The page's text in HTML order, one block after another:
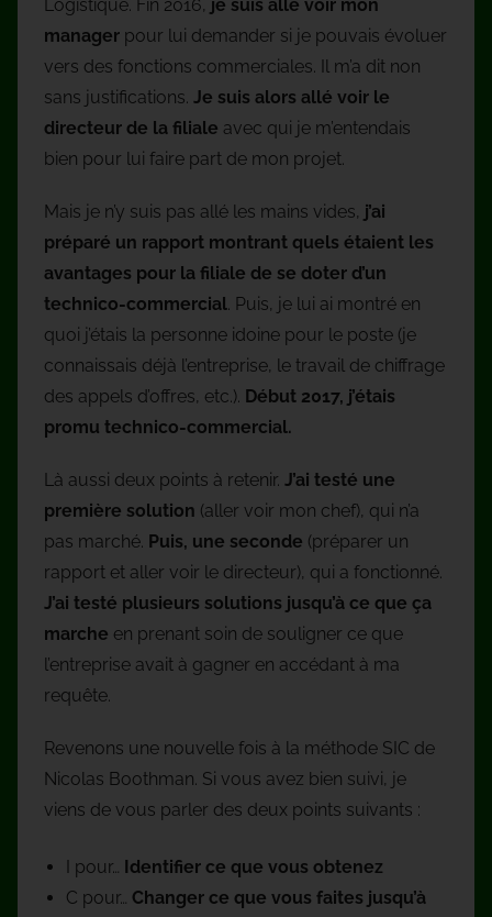
Logistique. Fin 2016, je suis allé voir mon
manager pour lui demander si je pouvais évoluer
vers des fonctions commerciales. Il m’a dit non
sans justifications. Je suis alors allé voir le
directeur de la filiale avec qui je m’entendais
bien pour lui faire part de mon projet.
Mais je n’y suis pas allé les mains vides, j’ai
préparé un rapport montrant quels étaient les
avantages pour la filiale de se doter d’un
technico-commercial. Puis, je lui ai montré en
quoi j’étais la personne idoine pour le poste (je
connaissais déjà l’entreprise, le travail de chiffrage
des appels d’offres, etc.). Début 2017, j’étais
promu technico-commercial.
Là aussi deux points à retenir. J’ai testé une
première solution (aller voir mon chef), qui n’a
pas marché. Puis, une seconde (préparer un
rapport et aller voir le directeur), qui a fonctionné.
J’ai testé plusieurs solutions jusqu’à ce que ça
marche en prenant soin de souligner ce que
l’entreprise avait à gagner en accédant à ma
requête.
Revenons une nouvelle fois à la méthode SIC de
Nicolas Boothman. Si vous avez bien suivi, je
viens de vous parler des deux points suivants :
I pour… Identifier ce que vous obtenez
C pour… Changer ce que vous faites jusqu’à